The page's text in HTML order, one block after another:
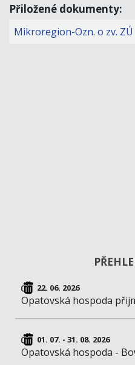
Přiložené dokumenty:
Mikroregion-Ozn. o zv.
22. 06. 2026
Opatovská hospoda
01. 07. - 31. 08. 2026
Opatovská hospoda -